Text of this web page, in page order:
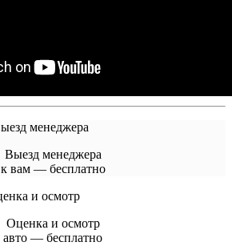
Выезд менеджера
к вам — бесплатно
Оценка и осмотр
авто — бесплатно